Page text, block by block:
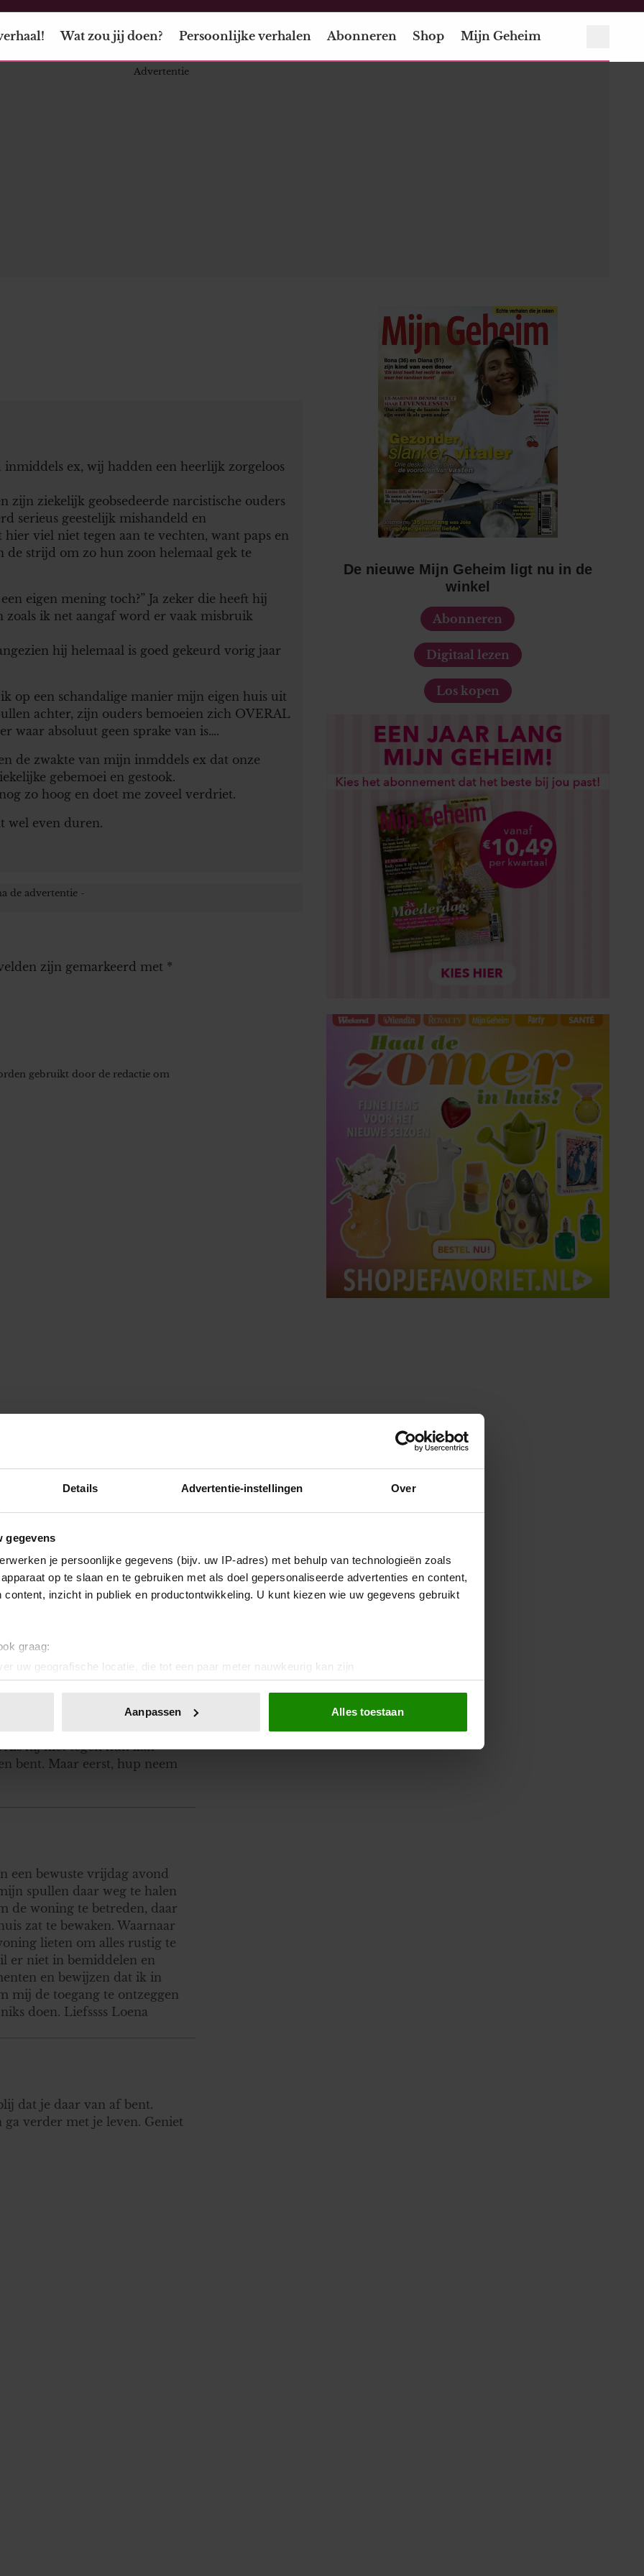
Details Advertentie-instellingen Over
gegevens
je persoonlijke gegevens (bijv. uw IP-adres) met behulp van technologieën zoals
op te slaan en te gebruiken met als doel gepersonaliseerde advertenties en content,
content, inzicht in publiek en productontwikkeling. U kunt kiezen wie uw gegevens gebruikt
graag:
uw geografische locatie, die tot een paar meter nauwkeurig kan zijn
door het actief te scannen op specifieke eigenschappen (fingerprinting)
of intrekken in de Cookieverklaring.
en advertenties te personaliseren, om functies voor social media te bieden en om ons
Ook delen we informatie over uw gebruik van onze site met onze partners voor social
Deze partners kunnen deze gegevens combineren met andere informatie die u aan ze heeft
Aanpassen Alles toestaan
Wat zou jij doen? Persoonlijke verhalen Abonneren Shop Mijn Geheim
ex, wij hadden een heerlijk zorgeloos
zijn ziekelijk geobsedeerde narcistische ouders
serieus geestelijk mishandeld en
viel niet tegen aan te vechten, want paps en
strijd om zo hun zoon helemaal gek te
eigen mening toch?” Ja zeker die heeft hij
ik net aangaf word er vaak misbruik
hij helemaal is goed gekeurd vorig jaar
op een schandalige manier mijn eigen huis uit
achter, zijn ouders bemoeien zich OVERAL
waar absoluut geen sprake van is….
de zwakte van mijn inmddels ex dat onze
gebemoei en gestook.
zo hoog en doet me zoveel verdriet.
wel even duren.
zijn gemarkeerd met *
gebruikt door de redactie om
houdt met hart en ziel van
door zijn ouders. Echt
clichees zijn en dat wil ik
en dit ter zijnertijd een
blijf daarin geloven. Knok
als dat inderdaad zo is
zijn dat hij daar kan blijven
gezamenlijke woning?
simpel. Mocht hij dat wel
van hem? Heb je niets
hij niet tegen hun kan
bent. Maar eerst, hup neem
een bewuste vrijdag avond
spullen daar weg te halen
de woning te betreden, daar
zat te bewaken. Waarnaar
lieten om alles rustig te
er niet in bemiddelen en
en bewijzen dat ik in
mij de toegang te ontzeggen
doen. Liefssss Loena
dat je daar van af bent.
verder met je leven. Geniet
De nieuwe Mijn Geheim ligt nu in de
winkel
Abonneren
Digitaal lezen
Los kopen